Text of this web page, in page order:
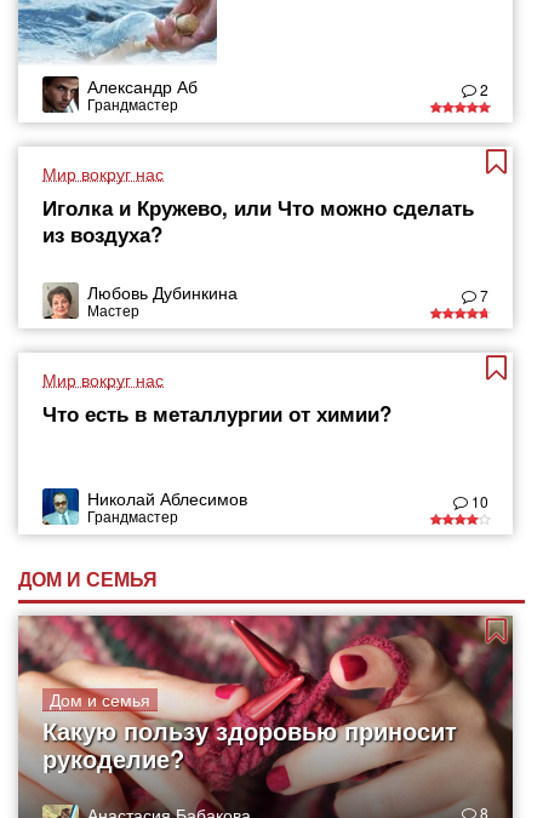
Александр Аб
Грандмастер
2
Мир вокруг нас
Иголка и Кружево, или Что можно сделать
из воздуха?
Любовь Дубинкина
Мастер
7
Мир вокруг нас
Что есть в металлургии от химии?
Николай Аблесимов
Грандмастер
10
ДОМ И СЕМЬЯ
Дом и семья
Какую пользу здоровью приносит
рукоделие?
8